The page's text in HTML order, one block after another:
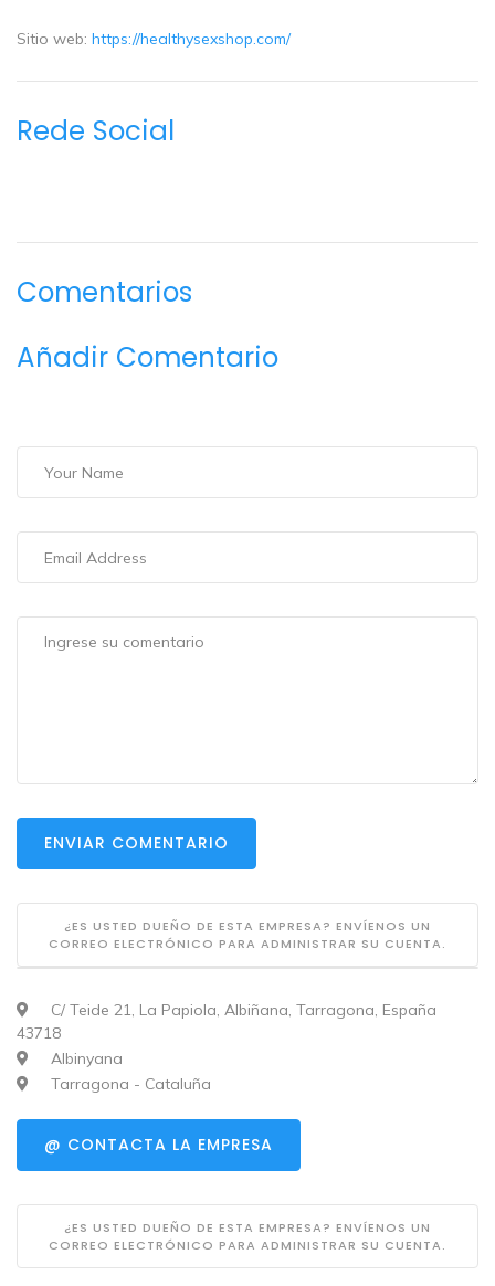
Sitio web: https://healthysexshop.com/
Rede Social
Comentarios
Añadir Comentario
ENVIAR COMENTARIO
¿ES USTED DUEÑO DE ESTA EMPRESA? ENVÍENOS UN
CORREO ELECTRÓNICO PARA ADMINISTRAR SU CUENTA.
C/ Teide 21, La Papiola, Albiñana, Tarragona, España
43718
Albinyana
Tarragona - Cataluña
@ CONTACTA LA EMPRESA
¿ES USTED DUEÑO DE ESTA EMPRESA? ENVÍENOS UN
CORREO ELECTRÓNICO PARA ADMINISTRAR SU CUENTA.